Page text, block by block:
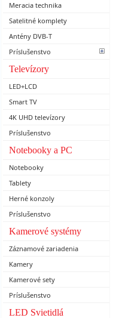
Meracia technika
Satelitné komplety
Antény DVB-T
Príslušenstvo
Televízory
LED+LCD
Smart TV
4K UHD televízory
Príslušenstvo
Notebooky a PC
Notebooky
Tablety
Herné konzoly
Príslušenstvo
Kamerové systémy
Záznamové zariadenia
Kamery
Kamerové sety
Príslušenstvo
LED Svietidlá